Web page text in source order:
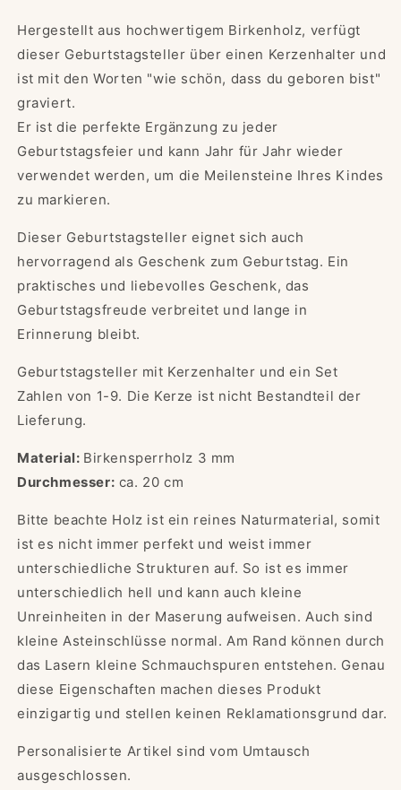
Kindergeburtstag
&quot;Ballerina&quot;
Kindergeburtstag
&quot;Ballerina&quot;
Hergestellt aus hochwertigem Birkenholz, verfügt
dieser Geburtstagsteller über einen Kerzenhalter und
ist mit den Worten "wie schön, dass du geboren bist"
graviert.
Er ist die perfekte Ergänzung zu jeder
Geburtstagsfeier und kann Jahr für Jahr wieder
verwendet werden, um die Meilensteine Ihres Kindes
zu markieren.
Dieser Geburtstagsteller eignet sich auch
hervorragend als Geschenk zum Geburtstag. Ein
praktisches und liebevolles Geschenk, das
Geburtstagsfreude verbreitet und lange in
Erinnerung bleibt.
Geburtstagsteller mit Kerzenhalter und ein Set
Zahlen von 1-9. Die Kerze ist nicht Bestandteil der
Lieferung.
Material: Birkensperrholz 3 mm
Durchmesser: ca. 20 cm
Bitte beachte Holz ist ein reines Naturmaterial, somit
ist es nicht immer perfekt und weist immer
unterschiedliche Strukturen auf. So ist es immer
unterschiedlich hell und kann auch kleine
Unreinheiten in der Maserung aufweisen. Auch sind
kleine Asteinschlüsse normal. Am Rand können durch
das Lasern kleine Schmauchspuren entstehen. Genau
diese Eigenschaften machen dieses Produkt
einzigartig und stellen keinen Reklamationsgrund dar.
Personalisierte Artikel sind vom Umtausch
ausgeschlossen.